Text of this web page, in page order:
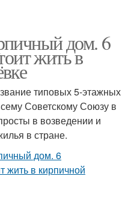
дом. 6
жить в
типовых 5-этажных
Советскому Союзу в
в возведении и
в стране.